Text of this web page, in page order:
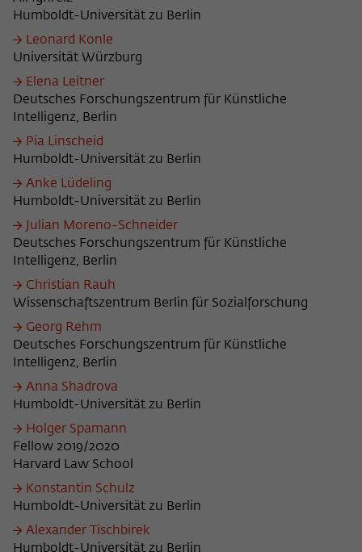
Humboldt-Universität zu Berlin
Leonard Konle
Universität Würzburg
Elena Leitner
Deutsches Forschungszentrum für Künstliche
Intelligenz, Berlin
Pia Linscheid
Humboldt-Universität zu Berlin
Anke Lüdeling
Humboldt-Universität zu Berlin
Julian Moreno-Schneider
Deutsches Forschungszentrum für Künstliche
Intelligenz, Berlin
Christian Rauh
Wissenschaftszentrum Berlin für Sozialforschung
Georg Rehm
Deutsches Forschungszentrum für Künstliche
Intelligenz, Berlin
Anna Shadrova
Humboldt-Universität zu Berlin
Holger Spamann
Fellow 2019/2020
Harvard Law School
Konstantin Schulz
Humboldt-Universität zu Berlin
Alexander Tischbirek
Humboldt-Universität zu Berlin
Zweck
der/die Besucher:in durch eine Verlinkung
Name
Anbieter Matomo
Laufzeit 30 Minuten
Zweck
verwendet, vorübergehend Daten über
den aktuellen Aufenthalt des Besuchs auf
der Webseite des Wissenschaftskollegs
zu speichern.
können